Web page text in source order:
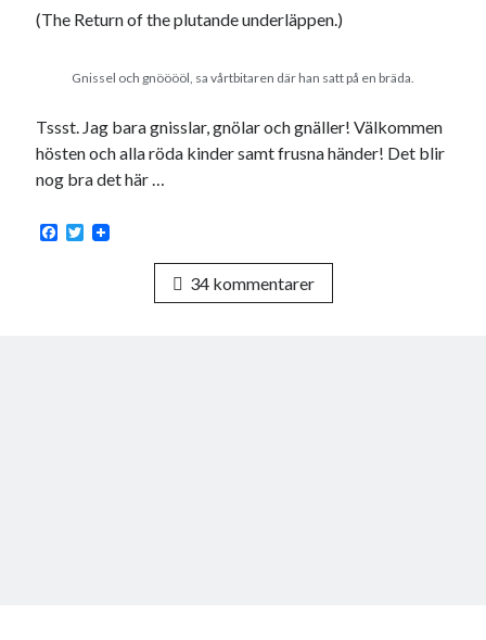
(The Return of the plutande underläppen.)
Gnissel och gnööööl, sa vårtbitaren där han satt på en bräda.
Tssst. Jag bara gnisslar, gnölar och gnäller! Välkommen
hösten och alla röda kinder samt frusna händer! Det blir
nog bra det här …
F
T
34 kommentarer